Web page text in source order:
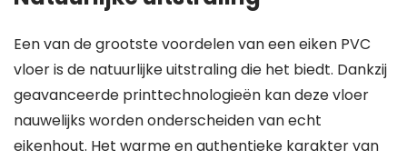
Een van de grootste voordelen van een eiken PVC
vloer is de natuurlijke uitstraling die het biedt. Dankzij
geavanceerde printtechnologieën kan deze vloer
nauwelijks worden onderscheiden van echt
eikenhout. Het warme en authentieke karakter van